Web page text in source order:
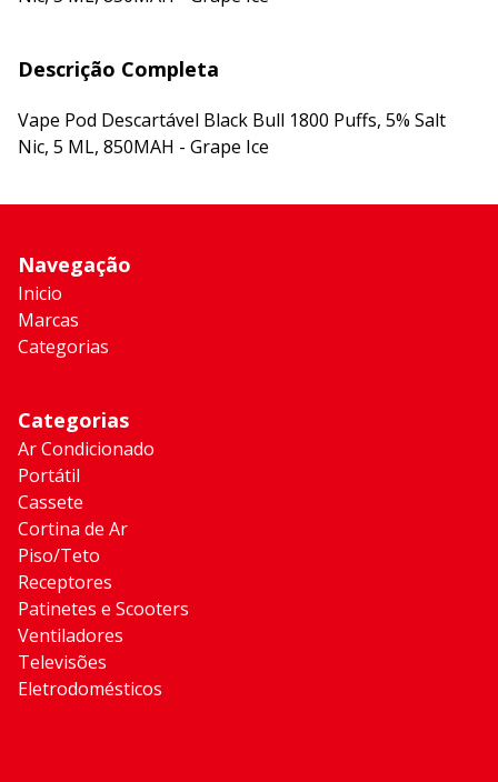
Descrição Completa
Vape Pod Descartável Black Bull 1800 Puffs, 5% Salt
Nic, 5 ML, 850MAH - Grape Ice
Navegação
Inicio
Marcas
Categorias
Categorias
Ar Condicionado
Portátil
Cassete
Cortina de Ar
Piso/Teto
Receptores
Patinetes e Scooters
Ventiladores
Televisões
Eletrodomésticos